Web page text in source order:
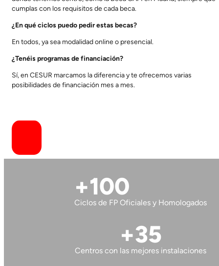
cumplas con los requisitos de cada beca.
¿En qué ciclos puedo pedir estas becas?
En todos, ya sea modalidad online o presencial.
¿Tenéis programas de financiación?
Sí, en CESUR marcamos la diferencia y te ofrecemos varias
posibilidades de financiación mes a mes.
+100
Ciclos de FP Oficiales y Homologados
+35
Centros con las mejores instalaciones